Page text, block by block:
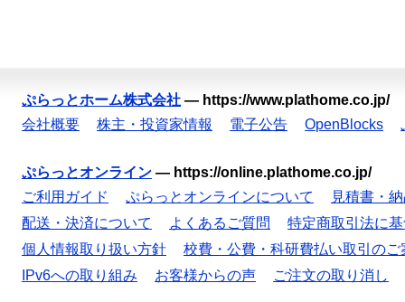
ぷらっとホーム株式会社 — https://www.plathome.co.jp/
会社概要
株主・投資家情報 電子公告 OpenBlocks
ぷらっとオンライン — https://online.plathome.co.jp/
ご利用ガイド
ぷらっとオンラインについて
見積書・
配送・決済について
よくあるご質問
特定商取引法に
個人情報取り扱い方針
校費・公費・科研費払い取引のご
IPv6への取り組み
お客様からの声 ご注文の取り消し